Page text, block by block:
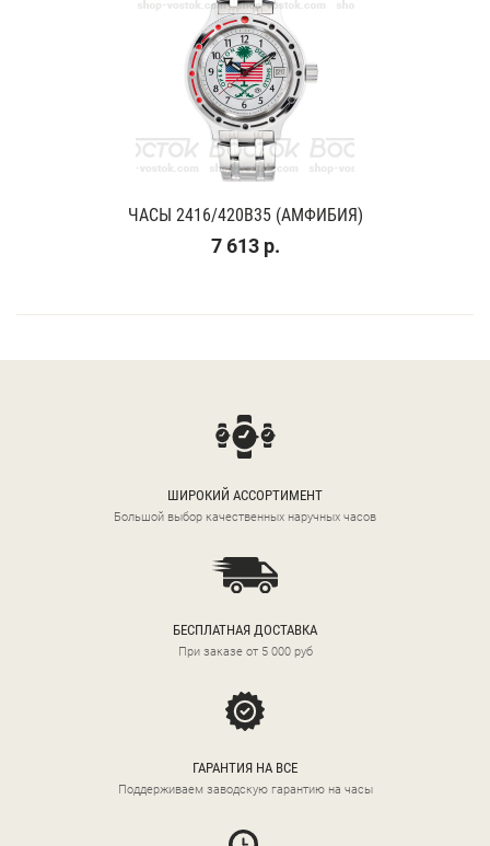
ЧАСЫ 2416/420B35 (АМФИБИЯ)
7 613 р.
ШИРОКИЙ АССОРТИМЕНТ
Большой выбор качественных наручных часов
БЕСПЛАТНАЯ ДОСТАВКА
При заказе от 5 000 руб
ГАРАНТИЯ НА ВСЕ
Поддерживаем заводскую гарантию на часы